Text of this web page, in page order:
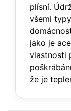
plísní.
všemi
jako je
vlastnosti
že je